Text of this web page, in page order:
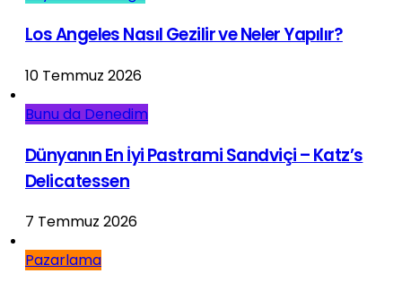
Los Angeles Nasıl Gezilir ve Neler Yapılır?
10 Temmuz 2026
Bunu da Denedim
Dünyanın En İyi Pastrami Sandviçi – Katz’s
Delicatessen
7 Temmuz 2026
Pazarlama